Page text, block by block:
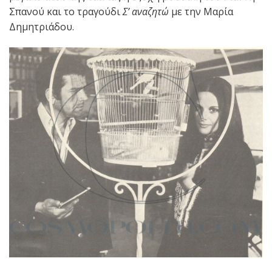
Σπανού και το τραγούδιΣ’ αναζητώ με την Μαρία
Δημητριάδου.